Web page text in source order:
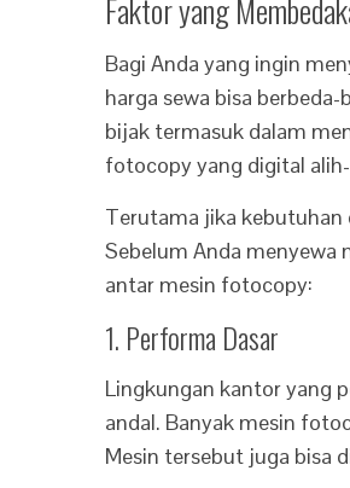
Faktor yang
Bagi Anda yang ingin
harga sewa bisa
bijak termasuk dalam
fotocopy yang digital
Terutama jika kebutuhan
Sebelum Anda menyewa
antar mesin fotocopy:
1. Performa Dasar
Lingkungan kantor yang
andal. Banyak mesin
Mesin tersebut juga bisa